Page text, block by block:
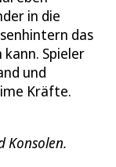
in die
das
Spieler
und
Kräfte.
Konsolen.